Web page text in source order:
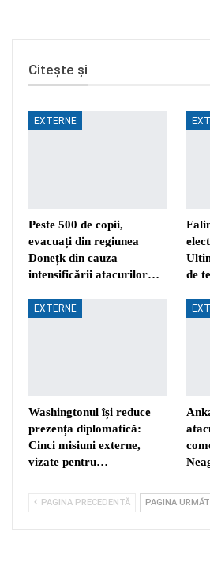
Citește și
EXTERNE
Peste 500 de copii,
evacuați din regiunea
Donețk din cauza
intensificării atacurilor…
de
EXTERNE
Washingtonul își reduce
prezența diplomatică:
Cinci misiuni externe,
vizate pentru…
PAGINA PRECEDENTĂ PAGINA